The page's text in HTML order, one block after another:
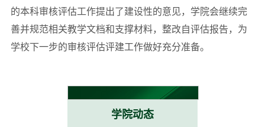
的本科审核评估工作提出了建设性的意见，学院会继续完
善并规范相关教学文档和支撑材料，整改自评估报告，为
学校下一步的审核评估评建工作做好充分准备。
学院动态